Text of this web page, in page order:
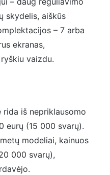
skydelis, aiškūs
– 7 arba
ekranas,
vaizdu.
rida iš nepriklausomo
eurų (15 000 svarų).
modeliai, kainuos
000 svarų),